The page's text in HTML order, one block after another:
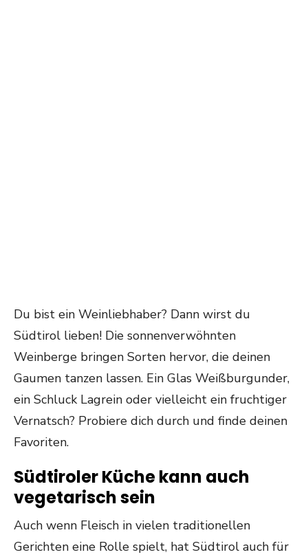
Du bist ein Weinliebhaber? Dann wirst du
Südtirol lieben! Die sonnenverwöhnten
Weinberge bringen Sorten hervor, die deinen
Gaumen tanzen lassen. Ein Glas Weißburgunder,
ein Schluck Lagrein oder vielleicht ein fruchtiger
Vernatsch? Probiere dich durch und finde deinen
Favoriten.
Südtiroler Küche kann auch
vegetarisch sein
Auch wenn Fleisch in vielen traditionellen
Gerichten eine Rolle spielt, hat Südtirol auch für